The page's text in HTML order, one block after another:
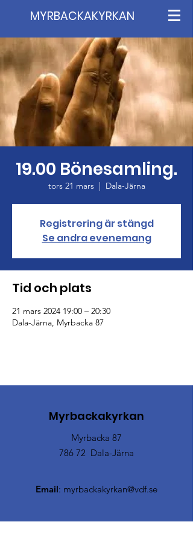
MYRBACKAKYRKAN
19.00 Bönesamling.
tors 21 mars
  |
Dala-Järna
Registrering är stängd
Se andra evenemang
Tid och plats
21 mars 2024 19:00 – 20:30
Dala-Järna, Myrbacka 87
Myrbackakyrkan
Myrbacka 87
786 72 Dala-Järna
Email: myrbackakyrkan@vdf.se